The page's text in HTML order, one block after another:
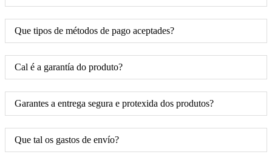
Que tipos de métodos de pago aceptades?
Cal é a garantía do produto?
Garantes a entrega segura e protexida dos produtos?
Que tal os gastos de envío?